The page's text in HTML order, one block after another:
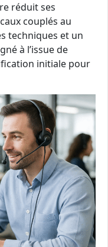
réduit ses
couplés au
techniques et un
à l’issue de
initiale pour